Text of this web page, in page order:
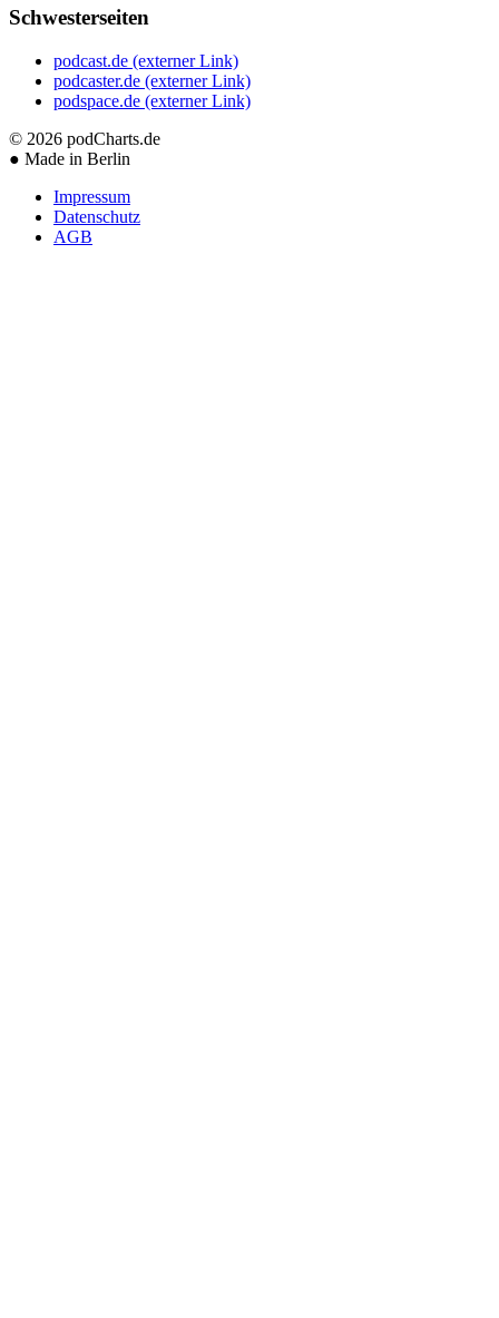
Schwesterseiten
podcast.de (externer Link)
podcaster.de (externer Link)
podspace.de (externer Link)
© 2026 podCharts.de
● Made in Berlin
Impressum
Datenschutz
AGB